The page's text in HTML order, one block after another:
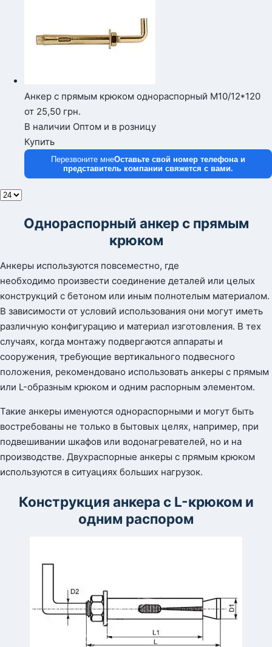
Анкер с прямым крюком однораспорный М10/12*120
от 25,50 грн.
В наличии Оптом и в розницу
Купить
Перезвоните мнеОставьте свой номер телефона и
представитель компании свяжется с вами.
Однораспорный анкер с прямым
крюком
Анкеры используются повсеместно, где
необходимо произвести соединение деталей или целых
конструкций с бетоном или иным полнотелым материалом.
В зависимости от условий использования они могут иметь
различную конфигурацию и материал изготовления. В тех
случаях, когда монтажу подвергаются аппараты и
сооружения, требующие вертикального подвесного
положения, рекомендовано использовать анкеры с прямым
или L-образным крюком и одним распорным элементом.
Такие анкеры именуются однораспорными и могут быть
востребованы не только в бытовых целях, например, при
подвешивании шкафов или водонагревателей, но и на
производстве. Двухраспорные анкеры с прямым крюком
используются в ситуациях больших нагрузок.
Конструкция анкера с L-крюком и
одним распором